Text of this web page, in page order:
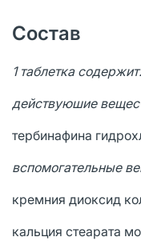
Состав
1 таблетка содержит:
действуюшие
тербинафина
вспомогательные
кремния диоксид
кальция стеарата